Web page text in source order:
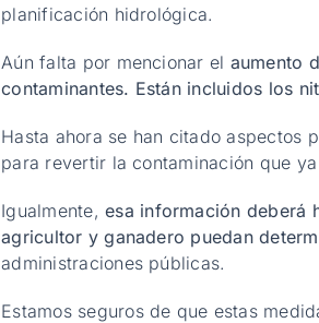
planificación hidrológica.
Aún falta por mencionar el aumento
contaminantes. Están incluidos los
Hasta ahora se han citado aspectos
para revertir la contaminación que
Igualmente,esa información deberá
agricultor y ganadero puedan
administraciones públicas.
Estamos seguros de que estas